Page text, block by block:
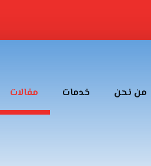
من نحن خدمات مقالات